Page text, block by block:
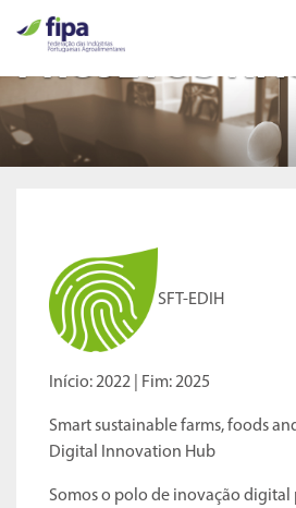
PROJETOS
SFT-EDIH
Início: 2022 | Fim: 2025
Smart sustainable farms, foods
Digital Innovation Hub
Somos o polo de inovação digital